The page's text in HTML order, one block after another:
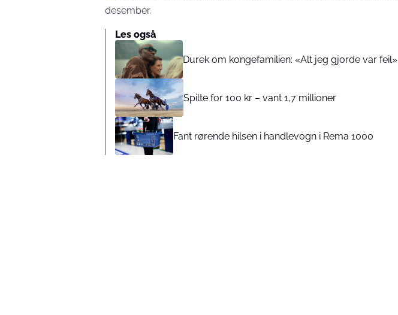
desember.
Les også
Durek om kongefamilien: «Alt jeg gjorde var feil»
Spilte for 100 kr – vant 1,7 millioner
Fant rørende hilsen i handlevogn i Rema 1000